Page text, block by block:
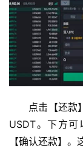
点击【还款
USDT。下方
【确认还款】。